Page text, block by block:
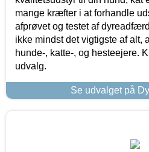
mange kræfter i at forhandle
afprøvet og testet af
ikke mindst det vigtigste af alt,
hunde-, katte-, og hesteejere.
udvalg.
Se udvalget på